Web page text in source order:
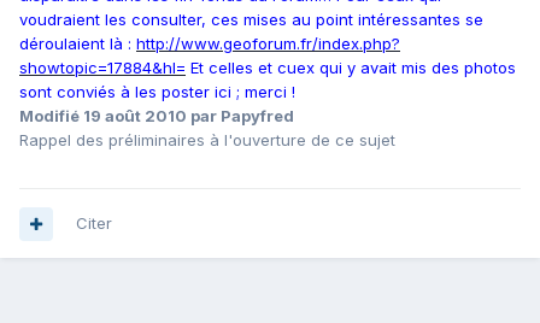
voudraient les consulter, ces mises au point intéressantes se
déroulaient là : http://www.geoforum.fr/index.php?
showtopic=17884&hl= Et celles et cuex qui y avait mis des photos
sont conviés à les poster ici ; merci !
Modifié 19 août 2010 par Papyfred
Rappel des préliminaires à l'ouverture de ce sujet
Citer